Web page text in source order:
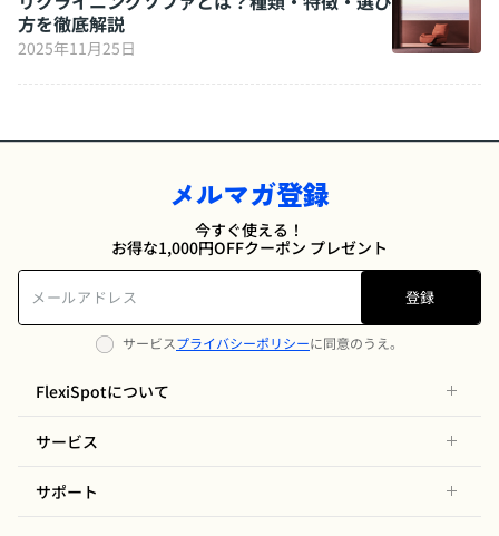
方を徹底解説
2025年11月25日
メルマガ登録
今すぐ使える！
お得な1,000円OFFクーポン プレゼント
登録
サービスプライバシーポリシーに同意のうえ。
FlexiSpotについて
サービス
サポート